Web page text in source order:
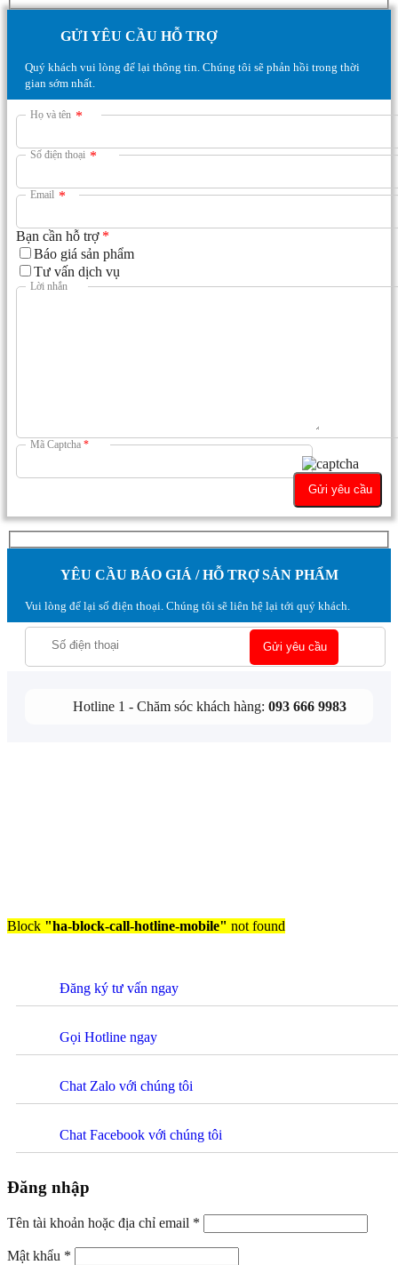
GỬI YÊU CẦU HỖ TRỢ
Quý khách vui lòng để lại thông tin. Chúng tôi sẽ phản hồi trong thời
gian sớm nhất.
Họ và tên *
Số điện thoại *
Email *
Bạn cần hỗ trợ *
Báo giá sản phẩm
Tư vấn dịch vụ
Lời nhắn
Mã Captcha *
YÊU CẦU BÁO GIÁ / HỖ TRỢ SẢN PHẨM
Vui lòng để lại số điện thoại. Chúng tôi sẽ liên hệ lại tới quý khách.
Hotline 1 - Chăm sóc khách hàng: 093 666 9983
Block "ha-block-call-hotline-mobile" not found
Đăng ký tư vấn ngay
Gọi Hotline ngay
Chat Zalo với chúng tôi
Chat Facebook với chúng tôi
Đăng nhập
Tên tài khoản hoặc địa chỉ email *
Mật khẩu *